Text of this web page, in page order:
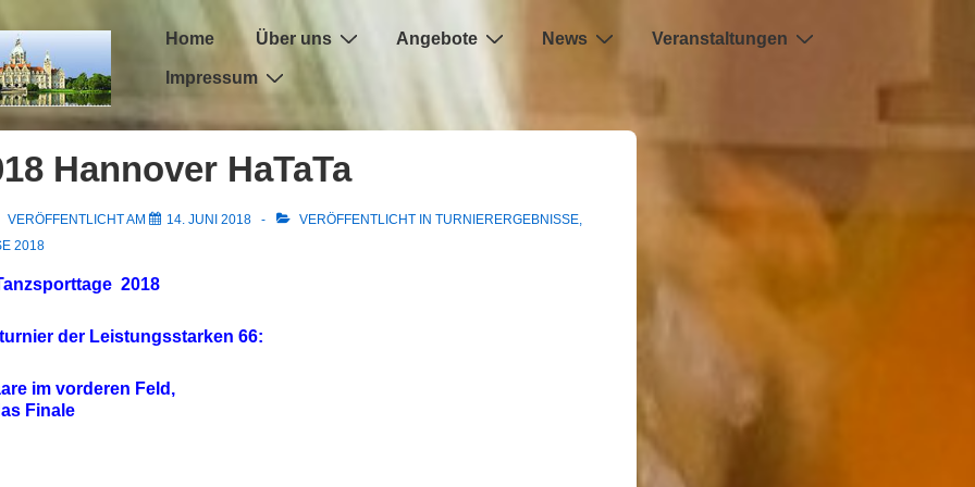
Hauptnavigation
Home Über uns Angebote News Veranstaltungen
Impressum
Hannover HaTaTa
VERÖFFENTLICHT AM 14. JUNI 2018 VERÖFFENTLICHT IN TURNIERERGEBNISSE,
2018
2018
der Leistungsstarken 66:
im vorderen Feld,
Finale